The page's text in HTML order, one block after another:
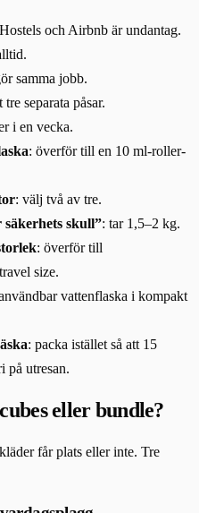
och Airbnb är undantag.
samma jobb.
separata påsar.
i en vecka.
: överför till en 10 ml-roller-
: välj två av tre.
skull”: tar 1,5–2 kg.
: överför till
size.
vattenflaska i kompakt
: packa istället så att 15
på utresan.
eller bundle?
får plats eller inte. Tre